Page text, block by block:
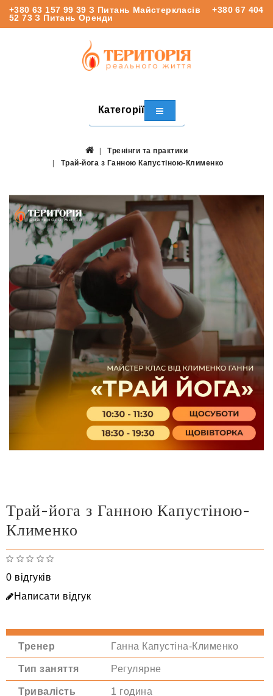
+380 63 157 99 39 З Питань Майстеркласів
+380 67 404
52 73 З Питань Оренди
Категорії
Тренінги та практики
Трай-йога з Ганною Капустіною-Клименко
Трай-йога з Ганною Капустіною-
Клименко
0 відгуків
Написати відгук
Тренер Ганна Капустіна-Клименко
Тип заняття Регулярне
Тривалість 1 година